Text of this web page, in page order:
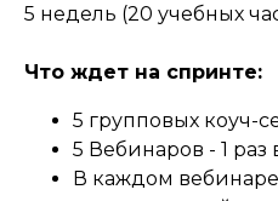
5 недель (20 учебных
Что ждет на спринте:
5 групповых коуч-
5 Вебинаров - 1
В каждом